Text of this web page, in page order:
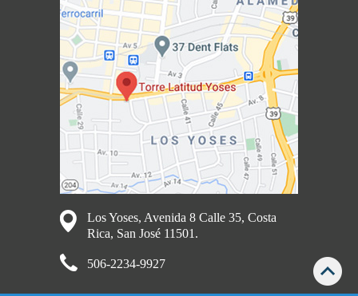
Los Yoses, Avenida 8 Calle 35, Costa
Rica, San José 11501.
506-2234-9927